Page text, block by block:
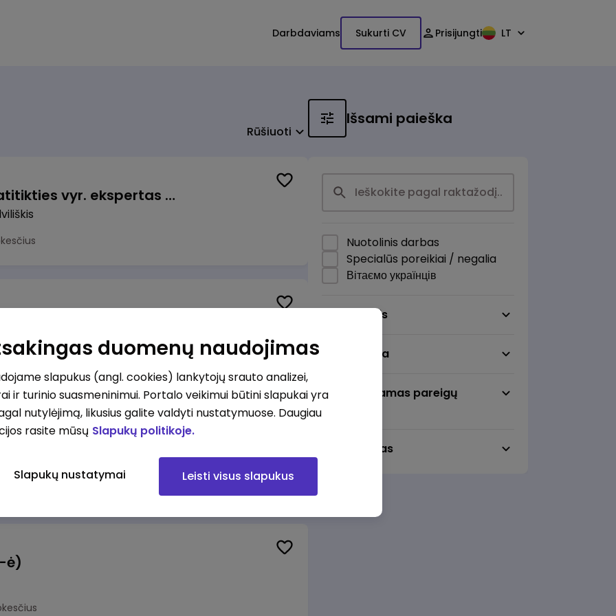
Darbdaviams Sukurti CV Prisijungti LT
Rūšiuoti
Veiklos užtikrinimo ir atitikties vyr. ekspertas (-ė) (Radviliškis) (Radviliškis, LT)
Veiklos užtikrinimo ir atitikties vyr. ekspertas (-ė) (Klaipėda) (Klaipėda, LT)
ė)
Išsami paieška
Nuotolinis darbas
Specialūs poreikiai / negalia
Вітаємо українців
Darbo sritis
Darbo vieta
Pageidaujamas pareigų
Darbo laikas
duomenų naudojimas
slapukus (angl. cookies) lankytojų srauto analizei,
ir turinio suasmeninimui. Portalo veikimui būtini slapukai yra
nutylėjimą, likusius galite valdyti nustatymuose. Daugiau
rasite mūsų Slapukų politikoje.
Slapukų nustatymai Leisti visus slapukus